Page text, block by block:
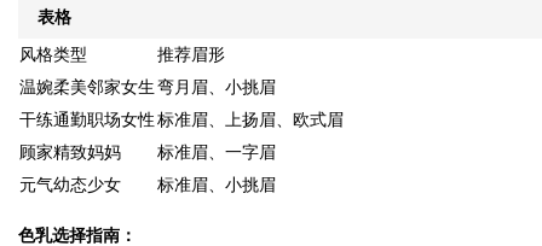
表格
风格类型
推荐眉形
温婉柔美邻家女生 弯月眉、小挑眉
干练通勤职场女性 标准眉、上扬眉、欧式眉
顾家精致妈妈
标准眉、一字眉
元气幼态少女
标准眉、小挑眉
色乳选择指南：